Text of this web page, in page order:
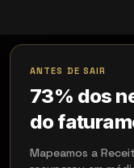
ANTES DE SAIR
73% dos
do
Mapeamos a